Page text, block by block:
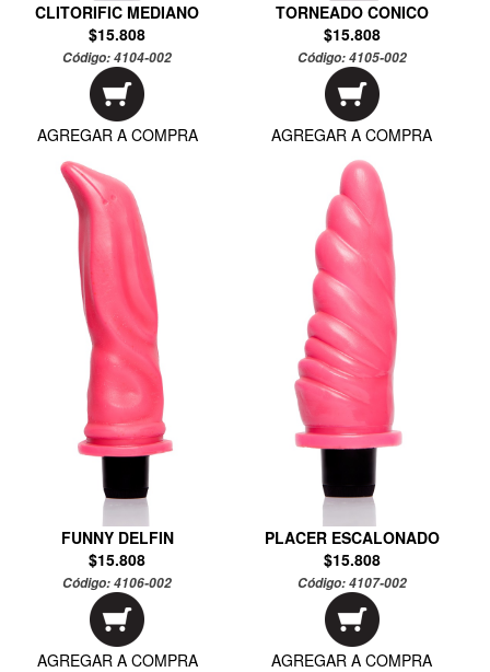
CLITORIFIC MEDIANO
$15.808
Código:4104-002
AGREGAR A COMPRA
TORNEADO CONICO
$15.808
Código:4105-002
AGREGAR A COMPRA
FUNNY DELFIN
$15.808
Código:4106-002
AGREGAR A COMPRA
PLACER ESCALONADO
$15.808
Código:4107-002
AGREGAR A COMPRA